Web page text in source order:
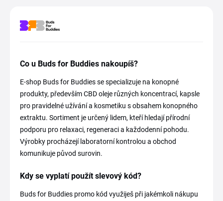
Co u Buds for Buddies nakoupíš?
E-shop Buds for Buddies se specializuje na konopné
produkty, především CBD oleje různých koncentrací, kapsle
pro pravidelné užívání a kosmetiku s obsahem konopného
extraktu. Sortiment je určený lidem, kteří hledají přírodní
podporu pro relaxaci, regeneraci a každodenní pohodu.
Výrobky procházejí laboratorní kontrolou a obchod
komunikuje původ surovin.
Kdy se vyplatí použít slevový kód?
Buds for Buddies promo kód využiješ při jakémkoli nákupu